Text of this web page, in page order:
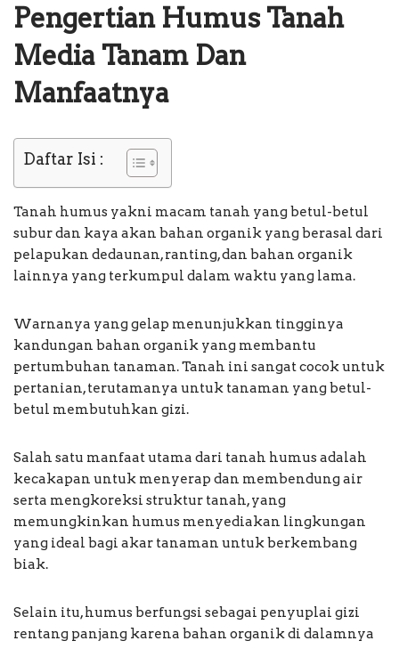
Pengertian Humus Tanah
Media Tanam Dan
Manfaatnya
Daftar Isi :
Tanah humus yakni macam tanah yang betul-betul
subur dan kaya akan bahan organik yang berasal dari
pelapukan dedaunan, ranting, dan bahan organik
lainnya yang terkumpul dalam waktu yang lama.
Warnanya yang gelap menunjukkan tingginya
kandungan bahan organik yang membantu
pertumbuhan tanaman. Tanah ini sangat cocok untuk
pertanian, terutamanya untuk tanaman yang betul-
betul membutuhkan gizi.
Salah satu manfaat utama dari tanah humus adalah
kecakapan untuk menyerap dan membendung air
serta mengkoreksi struktur tanah, yang
memungkinkan humus menyediakan lingkungan
yang ideal bagi akar tanaman untuk berkembang
biak.
Selain itu, humus berfungsi sebagai penyuplai gizi
rentang panjang karena bahan organik di dalamnya